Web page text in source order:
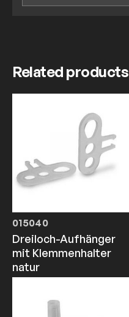
Related products
015040
Dreiloch-Aufhänger
mit Klemmenhalter
natur